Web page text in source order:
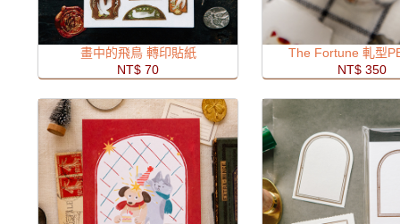
畫中的飛鳥 轉印貼紙
NT$ 70
The Fortune 軋型
NT$ 350